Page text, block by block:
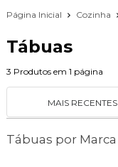
Página Inicial Cozinha
Tábuas
3 Produtos em 1 página
MAIS RECENTES
Tábuas por Marca